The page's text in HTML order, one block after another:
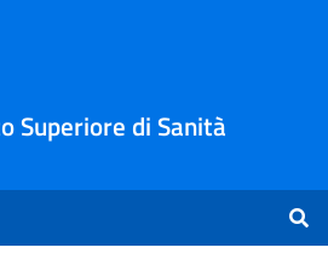
Superiore di Sanità